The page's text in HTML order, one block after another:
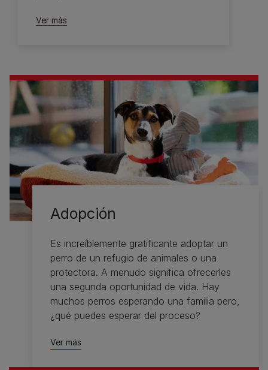
Ver más
Adopción
Es increíblemente gratificante adoptar un
perro de un refugio de animales o una
protectora. A menudo significa ofrecerles
una segunda oportunidad de vida. Hay
muchos perros esperando una familia pero,
¿qué puedes esperar del proceso?
Ver más